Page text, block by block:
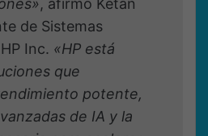
, afirmó Ketan
de Sistemas
Inc. «HP está
que
potente,
de IA y la